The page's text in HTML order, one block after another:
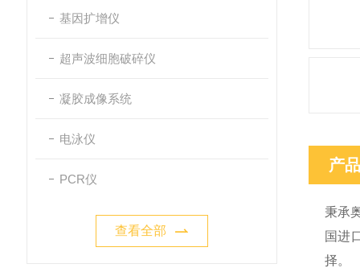
基因扩增仪
超声波细胞破碎仪
凝胶成像系统
电泳仪
PCR仪
查看全部
产
秉承
国进
择。